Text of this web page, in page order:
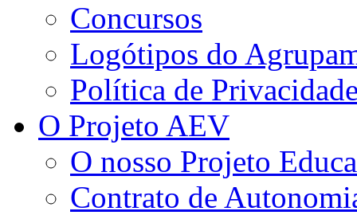
Concursos
Logótipos do
Política de
O Projeto AEV
O nosso Projeto
Contrato de